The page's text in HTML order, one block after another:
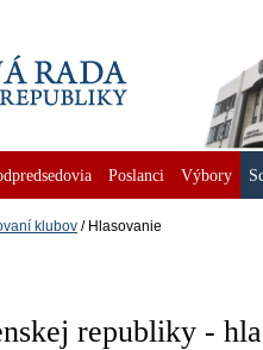
Poslanci Výbory
klubov Hlasovanie
republiky -